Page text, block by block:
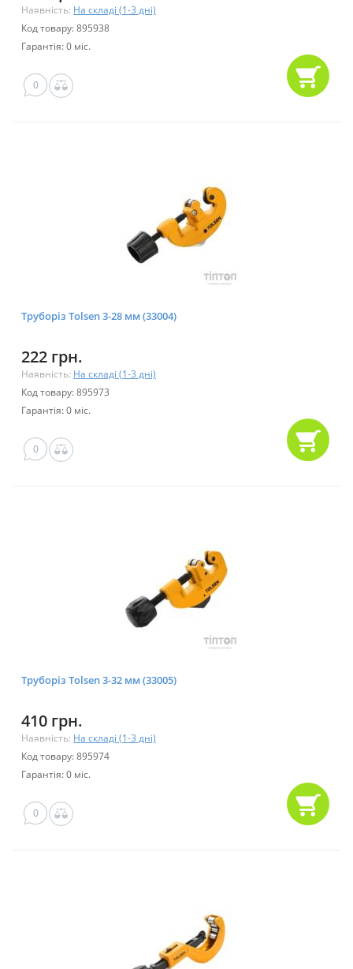
Наявність: На складі (1-3 дні)
Код товару: 895938
Гарантія: 0 міс.
0
Труборіз Tolsen 3-28 мм (33004)
222 грн.
Наявність: На складі (1-3 дні)
Код товару: 895973
Гарантія: 0 міс.
0
Труборіз Tolsen 3-32 мм (33005)
410 грн.
Наявність: На складі (1-3 дні)
Код товару: 895974
Гарантія: 0 міс.
0